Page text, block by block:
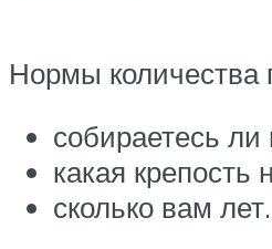
Нормы количества
собираетесь
какая крепость
сколько вам лет.